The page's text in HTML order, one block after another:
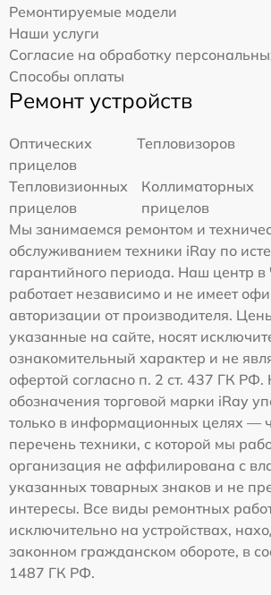
Ремонтируемые модели
Наши услуги
Согласие на обработку
Способы оплаты
Ремонт устройств
Оптических
прицелов
Тепловизоров
Тепловизионных
прицелов
Коллиматорных
прицелов
Мы занимаемся ремонтом и
обслуживанием техники iRay по
гарантийного периода. Наш центр в
работает независимо и не имеет
авторизации от производителя.
указанные на сайте, носят
ознакомительный характер и не
офертой согласно п. 2 ст. 437 ГК РФ.
обозначения торговой марки iRay
только в информационных целях —
перечень техники, с которой мы
организация не аффилирована с
указанных товарных знаков и не
интересы. Все виды ремонтных
исключительно на устройствах,
законном гражданском обороте, в
1487 ГК РФ.